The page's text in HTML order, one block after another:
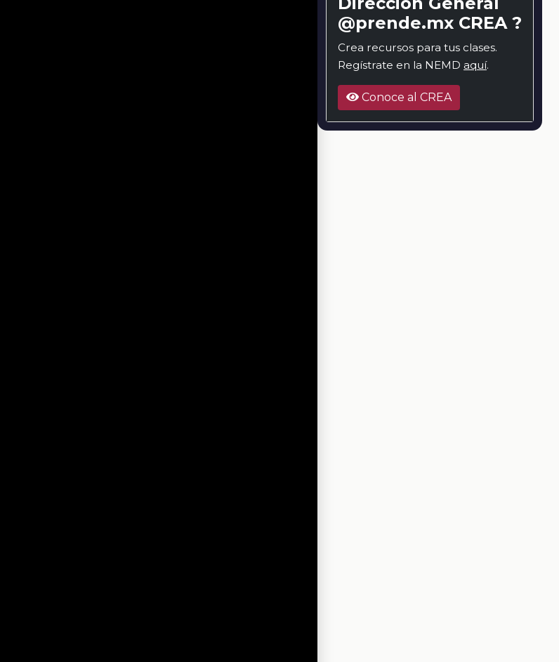
@prende.mx CREA ?
Crea recursos para tus clases.
Regístrate en la NEMD aquí.
Conoce al CREA